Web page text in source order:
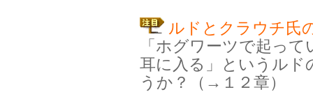
ルドとクラウチ氏
「ホグワーツで起っ
耳に入る」というルド
うか？（→１２章）